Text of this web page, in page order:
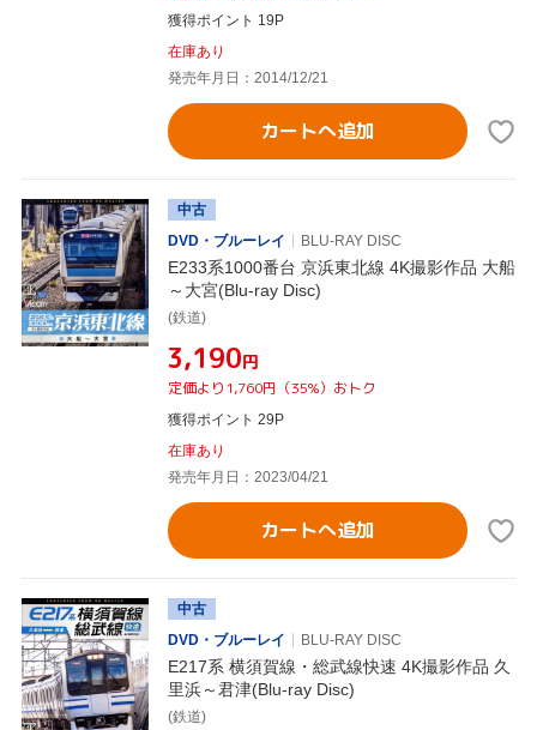
獲得ポイント 19P
在庫あり
発売年月日：2014/12/21
カートへ追加
中古
DVD・ブルーレイ
BLU-RAY DISC
E233系1000番台 京浜東北線 4K撮影作品 大船
～大宮(Blu-ray Disc)
(鉄道)
¥3,190円
定価より1,760円（35%）おトク
獲得ポイント 29P
在庫あり
発売年月日：2023/04/21
カートへ追加
中古
DVD・ブルーレイ
BLU-RAY DISC
E217系 横須賀線・総武線快速 4K撮影作品 久
里浜～君津(Blu-ray Disc)
(鉄道)